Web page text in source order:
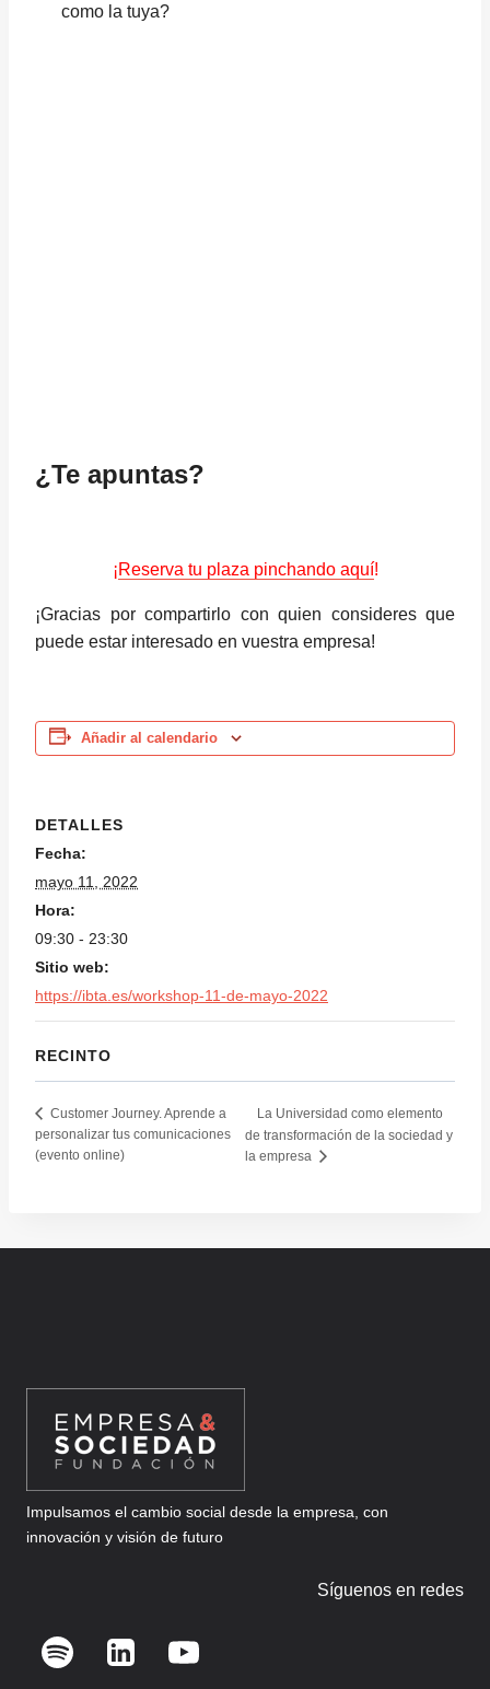
como la tuya?
¿Te apuntas?
¡Reserva tu plaza pinchando aquí!
¡Gracias por compartirlo con quien consideres que
puede estar interesado en vuestra empresa!
Añadir al calendario
DETALLES
Fecha:
mayo 11, 2022
Hora:
09:30 - 23:30
Sitio web:
https://ibta.es/workshop-11-de-mayo-2022
RECINTO
Customer Journey. Aprende a
personalizar tus comunicaciones
(evento online)
La Universidad como elemento
de transformación de la sociedad y
la empresa
Impulsamos el cambio social desde la empresa, con
innovación y visión de futuro
Síguenos en redes